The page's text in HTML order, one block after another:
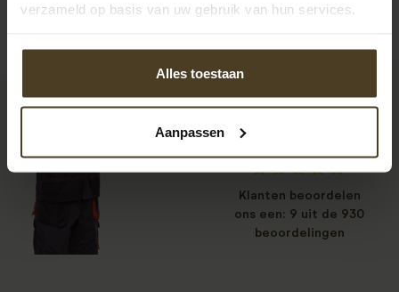
verzameld op basis van uw gebruik van hun services.
Alles toestaan
Aanpassen
Klanten beoordelen
ons een: 9 uit de 930
beoordelingen